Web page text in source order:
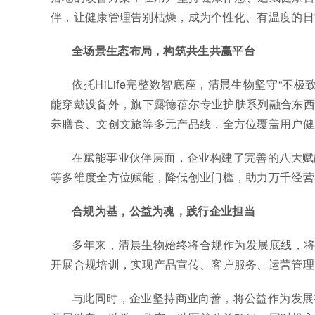
伴，让健康管理告别枯燥，成为个性化、有温度的
全场景生态布局，构筑共生共赢平台
依托HiLife完整数智底座，清晨生物坚守“不极
能穿戴设备外，旗下露德蓓尔专业护肤系列融合东
养膳食、文创文旅等多元产品线，全方位覆盖用户
在赋能事业伙伴层面，企业构建了完善的八大
等多维度全方位赋能，降低创业门槛，助力万千经
合规为基，公益为魂，践行企业担当
多年来，清晨生物始终将合规作为发展底线，
开展合规培训，实现产品宣传、客户服务、运营管
与此同时，企业坚持商业向善，将公益作为发